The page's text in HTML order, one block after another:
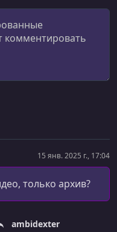
15 янв. 2025 г., 17:04
только архив?
ambidexter